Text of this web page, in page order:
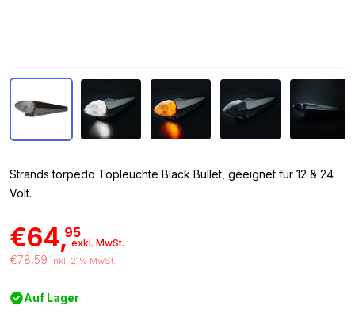
Strands torpedo Topleuchte Black Bullet, geeignet für 12 & 24
Volt.
€64,95
exkl. MwSt.
€78,59 inkl. 21% MwSt.
Auf Lager